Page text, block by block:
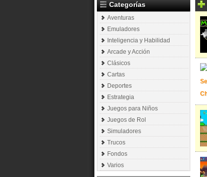
Categorías
Aventuras
Emuladores
Inteligencia y Habilidad
Arcade y Acción
Clásicos
Cartas
Deportes
Estrategia
Juegos para Niños
Juegos de Rol
Simuladores
Trucos
Fondos
Varios